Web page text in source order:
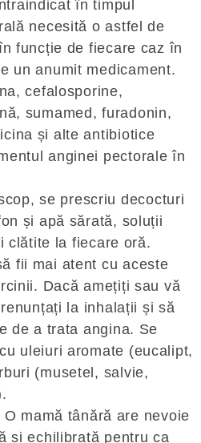
în timpul
necesită o astfel de
funcție de fiecare caz în
un anumit medicament.
cefalosporine,
sumamed, furadonin,
și alte antibiotice
anginei pectorale în
se prescriu decocturi
și apă sărată, soluții
clătite la fiecare oră.
fii mai atent cu aceste
Dacă amețiți sau vă
la inhalații și să
de a trata angina. Se
uleiuri aromate (eucalipt,
(musetel, salvie,
O mamă tânără are nevoie
și echilibrată pentru ca